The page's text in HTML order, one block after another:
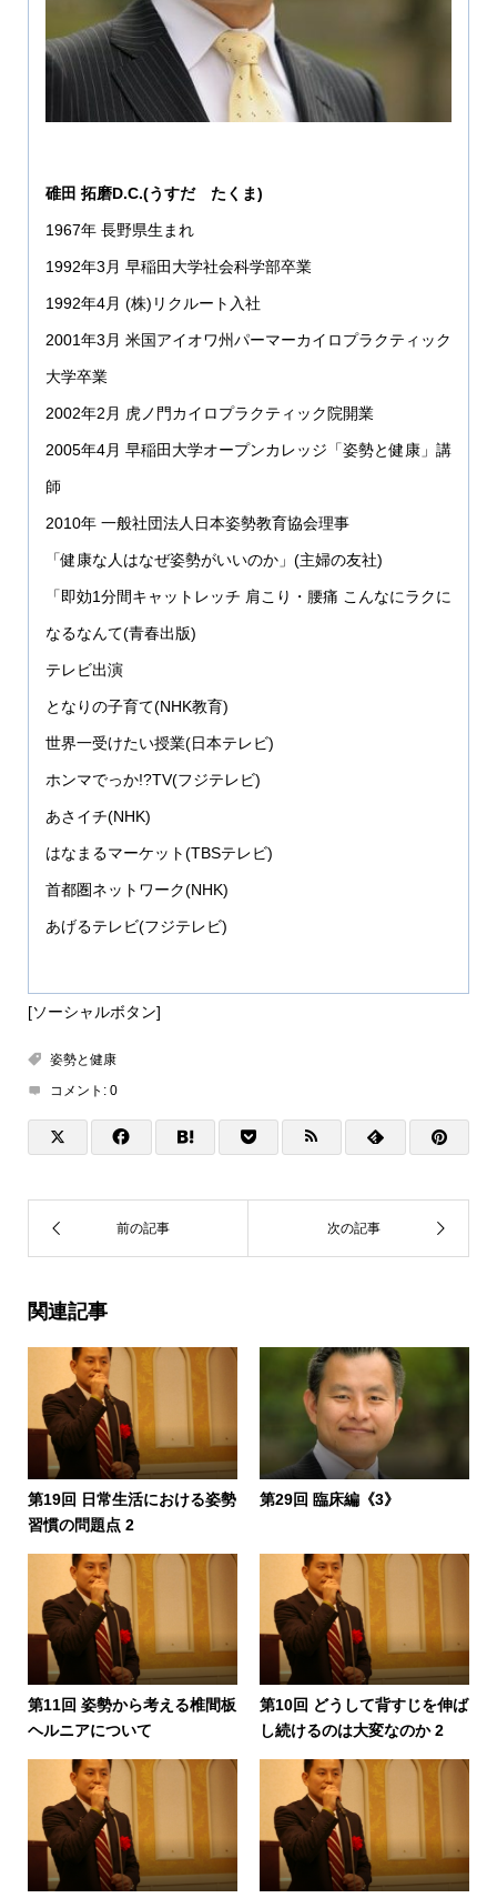
碓田 拓磨D.C.(うすだ たくま)
1967年 長野県生まれ
1992年3月 早稲田大学社会科学部卒業
1992年4月 (株)リクルート入社
2001年3月 米国アイオワ州パーマーカイロプラクティック
大学卒業
2002年2月 虎ノ門カイロプラクティック院開業
2005年4月 早稲田大学オープンカレッジ「姿勢と健康」講
師
2010年 一般社団法人日本姿勢教育協会理事
「健康な人はなぜ姿勢がいいのか」(主婦の友社)
「即効1分間キャットレッチ 肩こり・腰痛 こんなにラクに
なるなんて(青春出版)
テレビ出演
となりの子育て(NHK教育)
世界一受けたい授業(日本テレビ)
ホンマでっか!?TV(フジテレビ)
あさイチ(NHK)
はなまるマーケット(TBSテレビ)
首都圏ネットワーク(NHK)
あげるテレビ(フジテレビ)
[ソーシャルボタン]
姿勢と健康
コメント: 0
関連記事
第19回 日常生活における姿勢
習慣の問題点 2
第29回 臨床編《3》
第11回 姿勢から考える椎間板
ヘルニアについて
第10回 どうして背すじを伸ば
し続けるのは大変なのか 2